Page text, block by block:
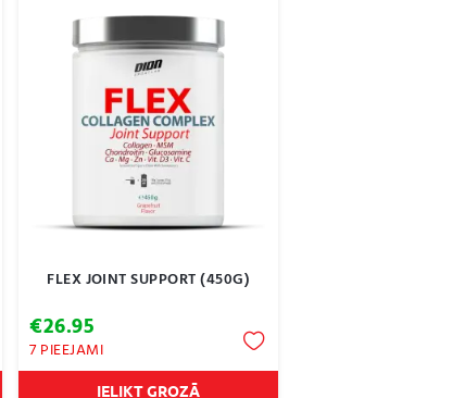
FLEX JOINT SUPPORT (450G)
€26.95
7 PIEEJAMI
IELIKT GROZĀ